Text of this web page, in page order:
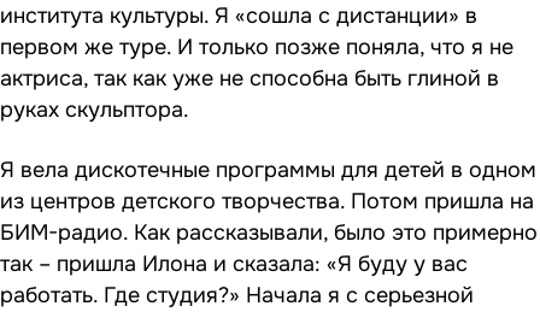
института культуры. Я «сошла с дистанции» в
первом же туре. И только позже поняла, что я не
актриса, так как уже не способна быть глиной в
руках скульптора.
Я вела дискотечные программы для детей в одном
из центров детского творчества. Потом пришла на
БИМ-радио. Как рассказывали, было это примерно
так – пришла Илона и сказала: «Я буду у вас
работать. Где студия?» Начала я с серьезной